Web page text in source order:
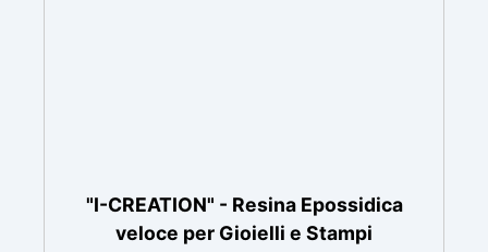
"I-CREATION" - Resina Epossidica
veloce per Gioielli e Stampi